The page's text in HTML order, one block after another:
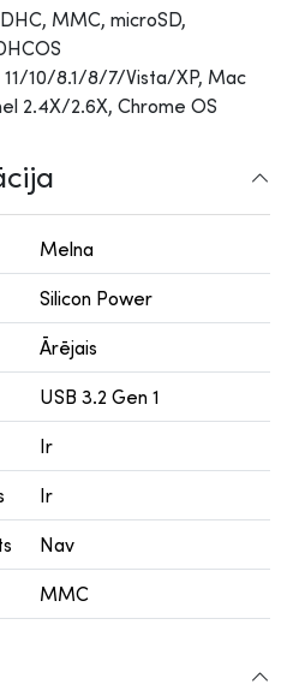
MMC, microSD,
11/10/8.1/8/7/Vista/XP, Mac
2.4X/2.6X, Chrome OS
Melna
Silicon Power
Ārējais
USB 3.2 Gen 1
Ir
Ir
Nav
MMC